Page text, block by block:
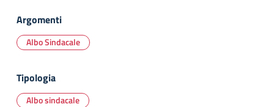
Argomenti
Albo Sindacale
Tipologia
Albo sindacale